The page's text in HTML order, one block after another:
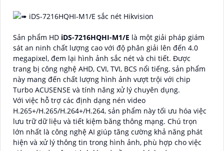
Sản phẩm HD iDS-7216HQHI-M1/E là một giải pháp giám
sát an ninh chất lượng cao với độ phân giải lên đến 4.0
megapixel, đem lại hình ảnh sắc nét và chi tiết. Được
trang bị công nghệ AHD, CVI, TVI, BCS nổi tiếng, sản phẩm
này mang đến chất lượng hình ảnh vượt trội với chip
Turbo ACUSENSE và tính năng xử lý chuyên dụng.
Với việc hỗ trợ các định dạng nén video
H.265+/H.265/H.264+/H.264, sản phẩm này tối ưu hóa việc
lưu trữ dữ liệu và tiết kiệm băng thông mạng. Chú trọn
lớn nhất là công nghệ AI giúp tăng cường khả năng phát
hiện và xử lý thông tin trong hình ảnh, phù hợp cho việc